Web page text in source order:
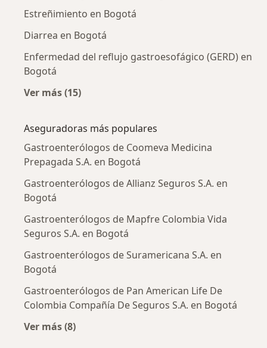
Estreñimiento en Bogotá
Diarrea en Bogotá
Enfermedad del reflujo gastroesofágico (GERD) en
Bogotá
Ver más (15)
Aseguradoras más populares
Gastroenterólogos de Coomeva Medicina
Prepagada S.A. en Bogotá
Gastroenterólogos de Allianz Seguros S.A. en
Bogotá
Gastroenterólogos de Mapfre Colombia Vida
Seguros S.A. en Bogotá
Gastroenterólogos de Suramericana S.A. en
Bogotá
Gastroenterólogos de Pan American Life De
Colombia Compañía De Seguros S.A. en Bogotá
Ver más (8)